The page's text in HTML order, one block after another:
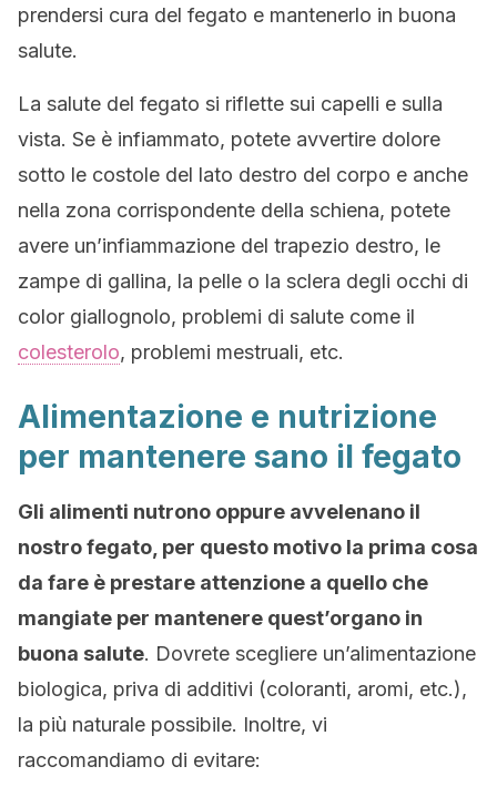
prendersi cura del fegato e mantenerlo in buona
salute.
La salute del fegato si riflette sui capelli e sulla
vista. Se è infiammato, potete avvertire dolore
sotto le costole del lato destro del corpo e anche
nella zona corrispondente della schiena, potete
avere un’infiammazione del trapezio destro, le
zampe di gallina, la pelle o la sclera degli occhi di
color giallognolo, problemi di salute come il
colesterolo, problemi mestruali, etc.
Alimentazione e nutrizione
per mantenere sano il fegato
Gli alimenti nutrono oppure avvelenano il
nostro fegato, per questo motivo la prima cosa
da fare è prestare attenzione a quello che
mangiate per mantenere quest’organo in
buona salute. Dovrete scegliere un’alimentazione
biologica, priva di additivi (coloranti, aromi, etc.),
la più naturale possibile. Inoltre, vi
raccomandiamo di evitare: